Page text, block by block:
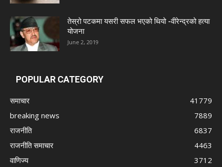
तेस्रो पटकमा यसरी सफल भएको थियो -वीरेन्द्रको हत्या
योजना
June 2, 2019
POPULAR CATEGORY
समाचार
41779
breaking news
7889
राजनीति
6837
राजनीति समाचार
4463
वाणिज्य
3712